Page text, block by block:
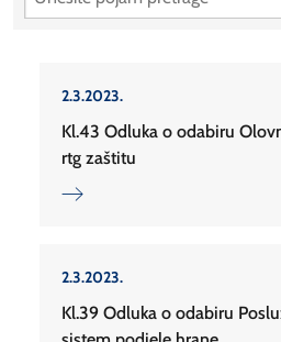
2.3.2023.
Kl.43 Odluka o odabiru
rtg zaštitu
2.3.2023.
Kl.39 Odluka o odabiru